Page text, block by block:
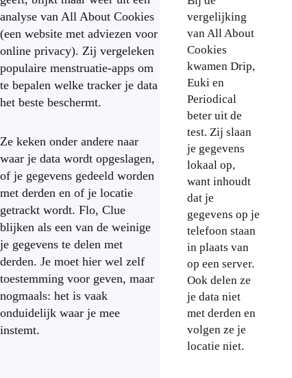
analyse van All About Cookies
(een website met adviezen voor
online privacy). Zij vergeleken
populaire menstruatie-apps om
te bepalen welke tracker je data
het beste beschermt.
Ze keken onder andere naar
waar je data wordt opgeslagen,
of je gegevens gedeeld worden
met derden en of je locatie
getrackt wordt. Flo, Clue
blijken als een van de weinige
je gegevens te delen met
derden. Je moet hier wel zelf
toestemming voor geven, maar
nogmaals: het is vaak
onduidelijk waar je mee
instemt.
vergelijking
van All About
Cookies
kwamen Drip,
Euki en
Periodical
beter uit de
test. Zij slaan
je gegevens
lokaal op,
want inhoudt
dat je
gegevens op je
telefoon staan
in plaats van
op een server.
Ook delen ze
je data niet
met derden en
volgen ze je
locatie niet.